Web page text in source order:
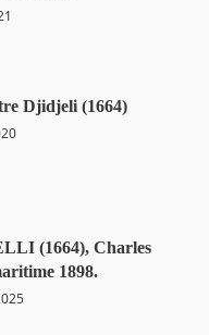
Djidjeli (1664)
(1664), Charles
1898.